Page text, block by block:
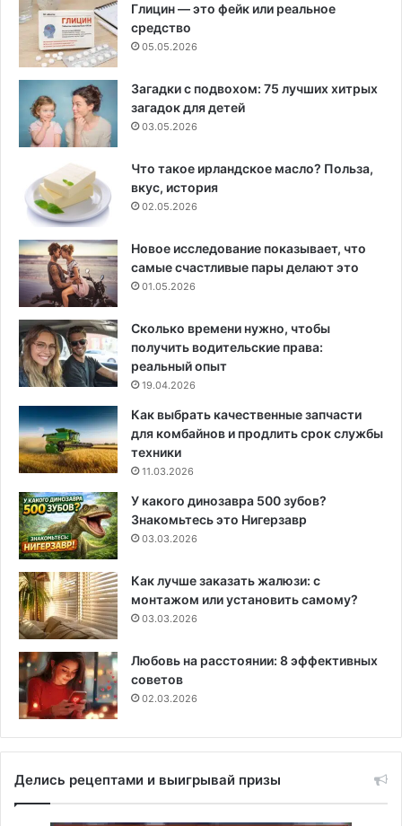
Глицин — это фейк или реальное
средство
05.05.2026
Загадки с подвохом: 75 лучших хитрых
загадок для детей
03.05.2026
Что такое ирландское масло? Польза,
вкус, история
02.05.2026
Новое исследование показывает, что
самые счастливые пары делают это
01.05.2026
Сколько времени нужно, чтобы
получить водительские права:
реальный опыт
19.04.2026
Как выбрать качественные запчасти
для комбайнов и продлить срок службы
техники
11.03.2026
У какого динозавра 500 зубов?
Знакомьтесь это Нигерзавр
03.03.2026
Как лучше заказать жалюзи: с
монтажом или установить самому?
03.03.2026
Любовь на расстоянии: 8 эффективных
советов
02.03.2026
Делись рецептами и выигрывай призы